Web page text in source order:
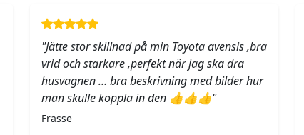
"Jätte stor skillnad på min Toyota avensis ,bra
vrid och starkare ,perfekt när jag ska dra
husvagnen … bra beskrivning med bilder hur
man skulle koppla in den 👍👍👍"
Frasse